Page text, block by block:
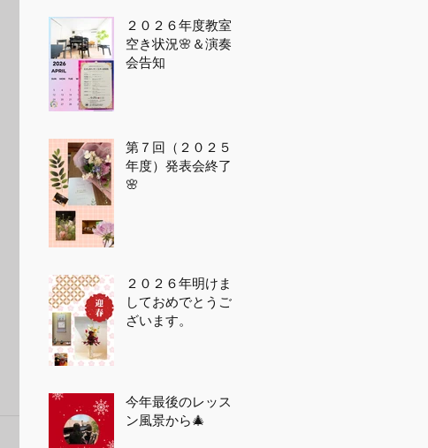
２０２６年度教室
空き状況🌸＆演奏
会告知
第７回（２０２５
年度）発表会終了
🌸
２０２６年明けま
しておめでとうご
ざいます。
今年最後のレッス
ン風景から🎄